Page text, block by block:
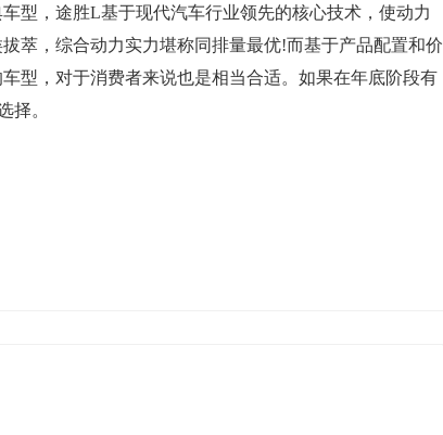
，途胜L基于现代汽车行业领先的核心技术，使动力
萃，综合动力实力堪称同排量最优!而基于产品配置和价
型，对于消费者来说也是相当合适。如果在年底阶段有
择。